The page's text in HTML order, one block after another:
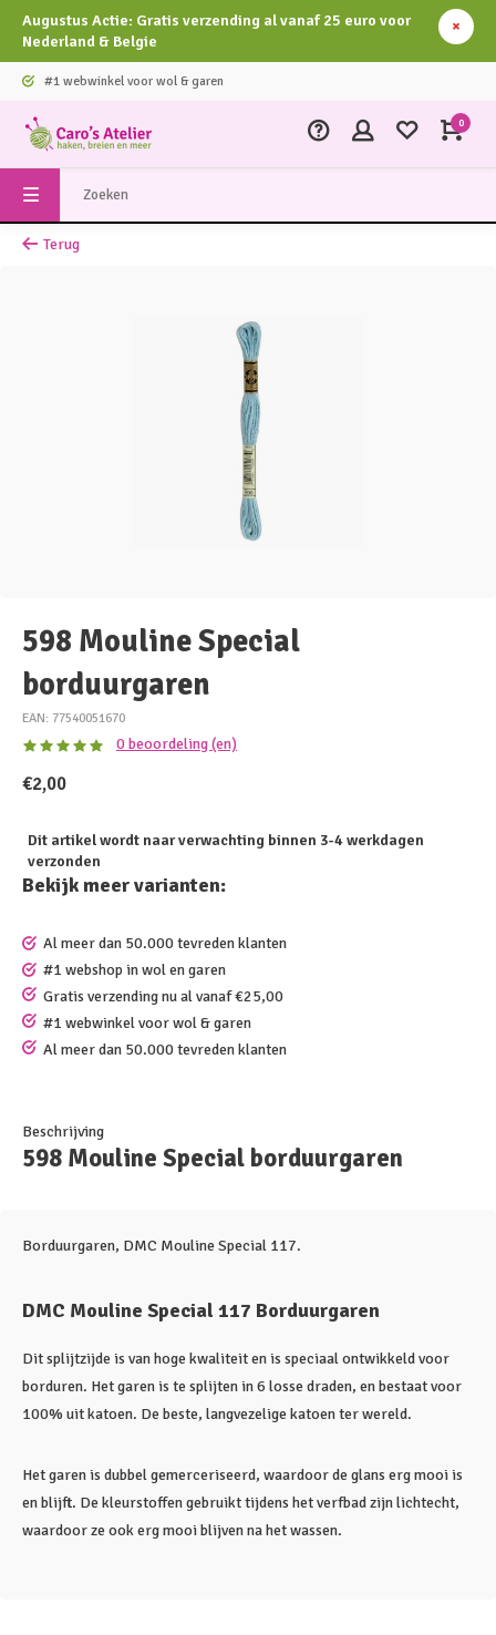
Augustus Actie: Gratis verzending al vanaf 25 euro voor
Nederland & Belgie
#1 webwinkel voor wol & garen
0
Terug
598 Mouline Special
borduurgaren
EAN: 77540051670
0 beoordeling (en)
€2,00
Dit artikel wordt naar verwachting binnen 3-4 werkdagen
verzonden
Bekijk meer varianten:
Al meer dan 50.000 tevreden klanten
#1 webshop in wol en garen
Gratis verzending nu al vanaf €25,00
#1 webwinkel voor wol & garen
Al meer dan 50.000 tevreden klanten
Beschrijving
598 Mouline Special borduurgaren
Borduurgaren, DMC Mouline Special 117.
DMC Mouline Special 117 Borduurgaren
Dit splijtzijde is van hoge kwaliteit en is speciaal ontwikkeld voor
borduren. Het garen is te splijten in 6 losse draden, en bestaat voor
100% uit katoen. De beste, langvezelige katoen ter wereld.
Het garen is dubbel gemerceriseerd, waardoor de glans erg mooi is
en blijft. De kleurstoffen gebruikt tijdens het verfbad zijn lichtecht,
waardoor ze ook erg mooi blijven na het wassen.